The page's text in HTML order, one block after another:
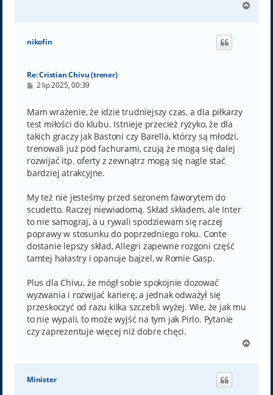
g
nikofin
Re: Cristian Chivu (trener)
P
t
2 lip 2025, 00:39
Mam wrażenie, że idzie trudniejszy czas, a dla piłkarzy
test miłości do klubu. Istnieje przecież ryzyko, że dla
takich graczy jak Bastoni czy Barella, którzy są młodzi,
trenowali już pod fachurami, czują że mogą się dalej
rozwijać itp. oferty z zewnątrz mogą się nagle stać
bardziej atrakcyjne.
My też nie jesteśmy przed sezonem faworytem do
scudetto. Raczej niewiadomą. Skład składem, ale Inter
to nie samograj, a u rywali spodziewam się raczej
poprawy w stosunku do poprzedniego roku. Conte
dostanie lepszy skład, Allegri zapewne rozgoni część
tamtej hałastry i opanuje bajzel, w Romie Gasp.
Plus dla Chivu, że mógł sobie spokojnie dozować
wyzwania i rozwijać karierę, a jednak odważył się
przeskoczyć od razu kilka szczebli wyżej. Wie, że jak mu
to nie wypali, to może wyjść na tym jak Pirlo. Pytanie
czy zaprezentuje więcej niż dobre chęci.
g
Minister